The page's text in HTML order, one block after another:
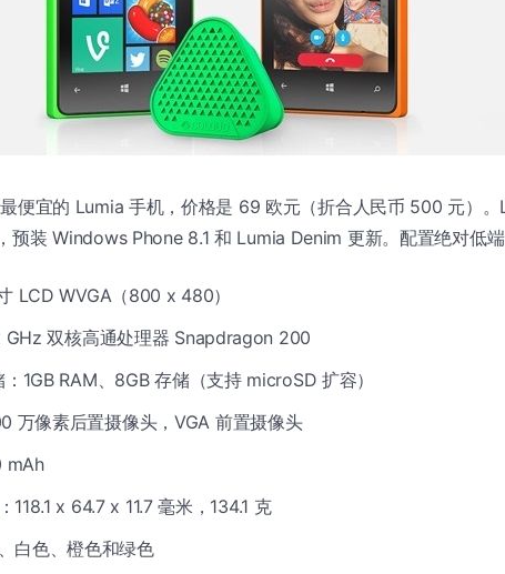
便宜的 Lumia 手机，价格是 69 欧元（折合人民币 500 元）
预装 Windows Phone 8.1 和 Lumia Denim 更新。配置绝对低端
LCD WVGA（800 x 480）
GHz 双核高通处理器 Snapdragon 200
1GB RAM、8GB 存储（支持 microSD 扩容）
万像素后置摄像头，VGA 前置摄像头
mAh
118.1 x 64.7 x 11.7 毫米，134.1 克
白色、橙色和绿色